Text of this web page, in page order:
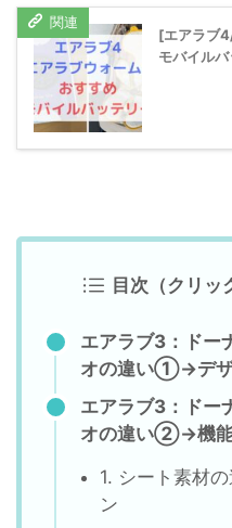
[エアラブ
モバイル
目次（クリッ
エアラブ3：ドー
オの違い①→デ
エアラブ3：ドー
オの違い②→機
1. シート素材
ン